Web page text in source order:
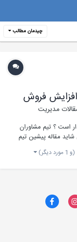
چیدمان مطالب
فروش
مدیریت
است ؟ تیم مشاوران
مقاله پیشین تیم
مشاوران مدیریت ایران در خصوص قانون پارتو یا اصل پارتو ۸۰/۲۰ را مطالعه
نموده باشید، اما برای یادآوری : اصل ۸۰/۲۰ پارتو بیان می‌نماید که ۸۰%